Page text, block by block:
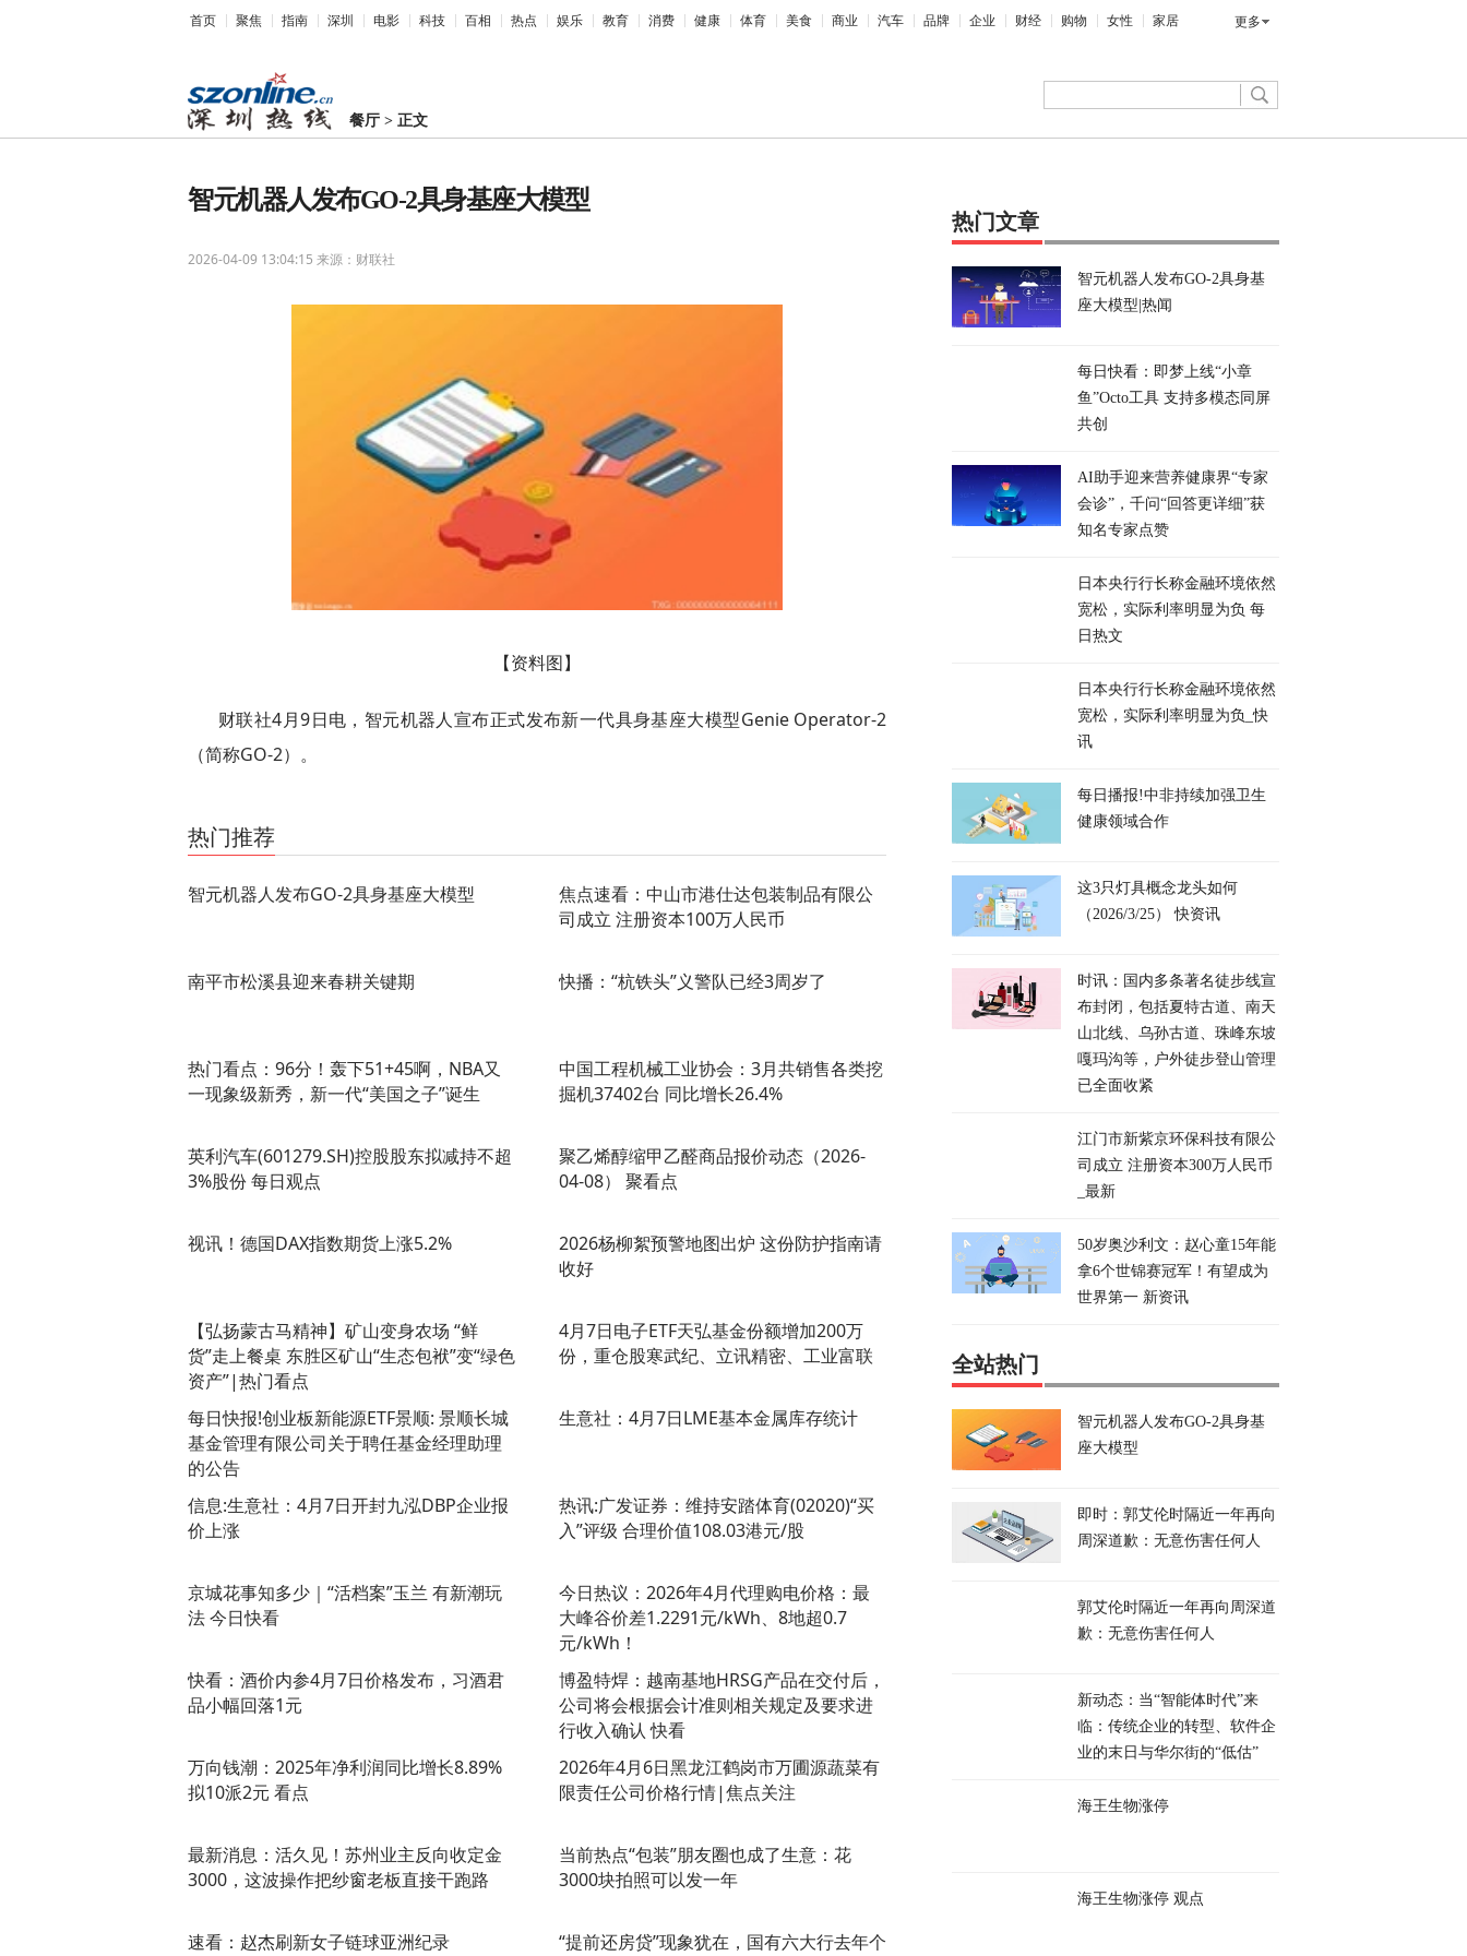
首页 聚焦 指南 深圳 电影 科技 百相 热点 娱乐 教育 消费 健康 体育 美食 商业 汽车 品牌 企业 财经 购物 女性 家居 更多
餐厅 >正文
智元机器人发布GO-2具身基座大模型
2026-04-09 13:04:15 来源：财联社
【资料图】
财联社4月9日电，智元机器人宣布正式发布新一代具身基座大模型Genie Operator-2
（简称GO-2）。
热门推荐
智元机器人发布GO-2具身基座大模型
焦点速看：中山市港仕达包装制品有限公
司成立 注册资本100万人民币
南平市松溪县迎来春耕关键期 快播：“杭铁头”义警队已经3周岁了
热门看点：96分！轰下51+45啊，NBA又
一现象级新秀，新一代“美国之子”诞生
中国工程机械工业协会：3月共销售各类挖
掘机37402台 同比增长26.4%
英利汽车(601279.SH)控股股东拟减持不超
3%股份 每日观点
聚乙烯醇缩甲乙醛商品报价动态（2026-
04-08） 聚看点
视讯！德国DAX指数期货上涨5.2%
2026杨柳絮预警地图出炉 这份防护指南请
收好
【弘扬蒙古马精神】矿山变身农场 “鲜
货”走上餐桌 东胜区矿山“生态包袱”变“绿色
资产”|热门看点
4月7日电子ETF天弘基金份额增加200万
份，重仓股寒武纪、立讯精密、工业富联
每日快报!创业板新能源ETF景顺: 景顺长城
基金管理有限公司关于聘任基金经理助理
的公告
生意社：4月7日LME基本金属库存统计
信息:生意社：4月7日开封九泓DBP企业报
价上涨
热讯:广发证券：维持安踏体育(02020)“买
入”评级 合理价值108.03港元/股
京城花事知多少｜“活档案”玉兰 有新潮玩
法 今日快看
今日热议：2026年4月代理购电价格：最
大峰谷价差1.2291元/kWh、8地超0.7
元/kWh！
快看：酒价内参4月7日价格发布，习酒君
品小幅回落1元
博盈特焊：越南基地HRSG产品在交付后，
公司将会根据会计准则相关规定及要求进
行收入确认 快看
万向钱潮：2025年净利润同比增长8.89%
拟10派2元 看点
2026年4月6日黑龙江鹤岗市万圃源蔬菜有
限责任公司价格行情|焦点关注
最新消息：活久见！苏州业主反向收定金
3000，这波操作把纱窗老板直接干跑路
当前热点“包装”朋友圈也成了生意：花
3000块拍照可以发一年
速看：赵杰刷新女子链球亚洲纪录
“提前还房贷”现象犹在，国有六大行去年个
热门文章
智元机器人发布GO-2具身基
座大模型|热闻
每日快看：即梦上线“小章
鱼”Octo工具 支持多模态同屏
共创
AI助手迎来营养健康界“专家
会诊”，千问“回答更详细”获
知名专家点赞
日本央行行长称金融环境依然
宽松，实际利率明显为负 每
日热文
日本央行行长称金融环境依然
宽松，实际利率明显为负_快
讯
每日播报!中非持续加强卫生
健康领域合作
这3只灯具概念龙头如何
（2026/3/25） 快资讯
时讯：国内多条著名徒步线宣
布封闭，包括夏特古道、南天
山北线、乌孙古道、珠峰东坡
嘎玛沟等，户外徒步登山管理
已全面收紧
江门市新紫京环保科技有限公
司成立 注册资本300万人民币
_最新
50岁奥沙利文：赵心童15年能
拿6个世锦赛冠军！有望成为
世界第一 新资讯
全站热门
智元机器人发布GO-2具身基
座大模型
即时：郭艾伦时隔近一年再向
周深道歉：无意伤害任何人
郭艾伦时隔近一年再向周深道
歉：无意伤害任何人
新动态：当“智能体时代”来
临：传统企业的转型、软件企
业的末日与华尔街的“低估”
海王生物涨停
海王生物涨停 观点